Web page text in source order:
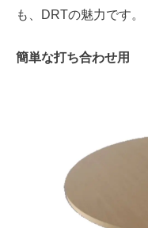
も、DRTの魅力です。
簡単な打ち合わせ用